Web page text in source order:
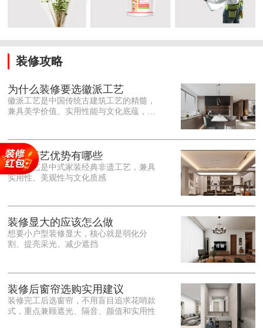
装修攻略
为什么装修要选徽派工艺
徽派工艺是中国传统古建筑工艺的精髓，
兼具美学价值、实用性能与文化底蕴，优
雕细琢的砖、木、石雕为特色，线条古朴
大气，意境悠远，自带东方中式雅致韵
味，耐看且不易过时。<o:p></o:p> 在工
艺品质上，徽派工艺遵循古法匠心工序，
保耐用，抗风化、耐腐蚀，使用
徽派工艺优势有哪些
徽派工艺是中式家装经典非遗工艺，兼具
实用性、美观性与文化质感
装修显大的应该怎么做
想要小户型装修显大，核心就是弱化分
割、提亮采光、减少遮挡
装修后窗帘选购实用建议
装修完工后选窗帘，不用盲目追求花哨款
式，重点兼顾遮光、隔音、颜值和实用性